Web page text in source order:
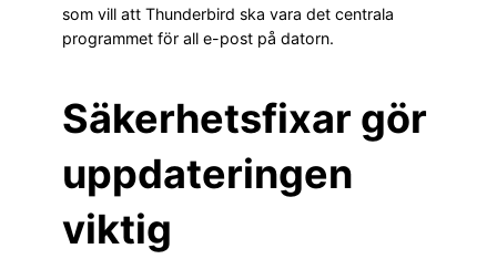
som vill att Thunderbird ska vara det centrala
programmet för all e-post på datorn.
Säkerhetsfixar gör
uppdateringen
viktig